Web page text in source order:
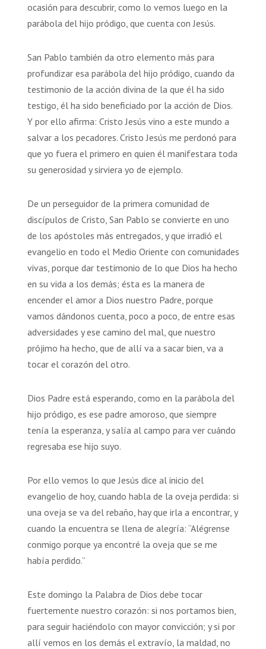
ocasión para descubrir, como lo vemos luego en la
parábola del hijo pródigo, que cuenta con Jesús.
San Pablo también da otro elemento más para
profundizar esa parábola del hijo pródigo, cuando da
testimonio de la acción divina de la que él ha sido
testigo, él ha sido beneficiado por la acción de Dios.
Y por ello afirma: Cristo Jesús vino a este mundo a
salvar a los pecadores. Cristo Jesús me perdonó para
que yo fuera el primero en quien él manifestara toda
su generosidad y sirviera yo de ejemplo.
De un perseguidor de la primera comunidad de
discípulos de Cristo, San Pablo se convierte en uno
de los apóstoles más entregados, y que irradió el
evangelio en todo el Medio Oriente con comunidades
vivas, porque dar testimonio de lo que Dios ha hecho
en su vida a los demás; ésta es la manera de
encender el amor a Dios nuestro Padre, porque
vamos dándonos cuenta, poco a poco, de entre esas
adversidades y ese camino del mal, que nuestro
prójimo ha hecho, que de allí va a sacar bien, va a
tocar el corazón del otro.
Dios Padre está esperando, como en la parábola del
hijo pródigo, es ese padre amoroso, que siempre
tenía la esperanza, y salía al campo para ver cuándo
regresaba ese hijo suyo.
Por ello vemos lo que Jesús dice al inicio del
evangelio de hoy, cuando habla de la oveja perdida: si
una oveja se va del rebaño, hay que irla a encontrar, y
cuando la encuentra se llena de alegría: “Alégrense
conmigo porque ya encontré la oveja que se me
había perdido.”
Este domingo la Palabra de Dios debe tocar
fuertemente nuestro corazón: si nos portamos bien,
para seguir haciéndolo con mayor convicción; y si por
allí vemos en los demás el extravío, la maldad, no